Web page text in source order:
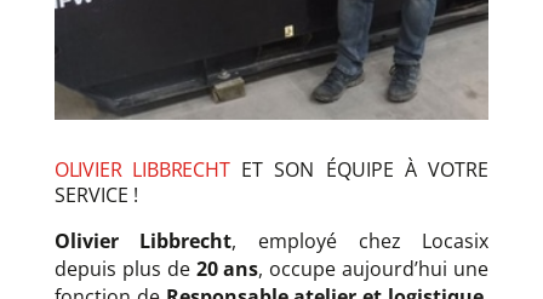
OLIVIER LIBBRECHTET SON ÉQUIPE À VOTRE
SERVICE !
Olivier Libbrecht, employé chez Locasix
depuis plus de 20 ans, occupe aujourd’hui une